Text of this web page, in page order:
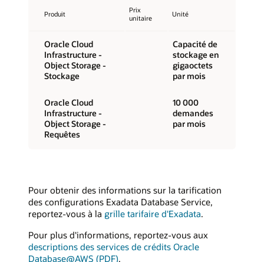
Produit
Prix
unitaire
Unité
Oracle Cloud
Infrastructure -
Object Storage -
Stockage
Capacité de
stockage en
gigaoctets
par mois
Oracle Cloud
Infrastructure -
Object Storage -
Requêtes
10 000
demandes
par mois
Pour obtenir des informations sur la tarification
des configurations Exadata Database Service,
reportez-vous à la grille tarifaire d'Exadata.
Pour plus d'informations, reportez-vous aux
descriptions des services de crédits Oracle
Database@AWS (PDF).